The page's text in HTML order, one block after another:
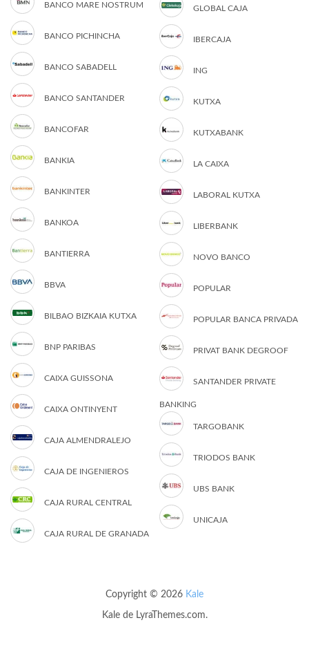
BANCO MARE NOSTRUM
BANCO PICHINCHA
BANCO SABADELL
BANCO SANTANDER
BANCOFAR
BANKIA
BANKINTER
BANKOA
BANTIERRA
BBVA
BILBAO BIZKAIA KUTXA
BNP PARIBAS
CAIXA GUISSONA
CAIXA ONTINYENT
CAJA ALMENDRALEJO
CAJA DE INGENIEROS
CAJA RURAL CENTRAL
CAJA RURAL DE GRANADA
GLOBAL CAJA
IBERCAJA
ING
KUTXA
KUTXABANK
LA CAIXA
LABORAL KUTXA
LIBERBANK
NOVO BANCO
POPULAR
POPULAR BANCA PRIVADA
PRIVAT BANK DEGROOF
SANTANDER PRIVATE
BANKING
TARGOBANK
TRIODOS BANK
UBS BANK
UNICAJA
Copyright © 2026 Kale
Kalede LyraThemes.com.